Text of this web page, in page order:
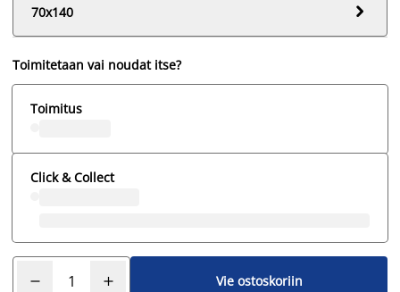
70x140

Toimitetaan vai noudat itse?
Toimitus
Click & Collect
Vie ostoskoriin